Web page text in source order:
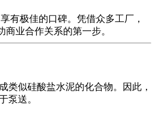
有极佳的口碑。凭借众多工厂，
业合作关系的第一步。
似硅酸盐水泥的化合物。因此，
泵送。